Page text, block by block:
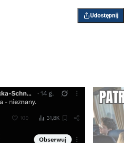
Udostępnij